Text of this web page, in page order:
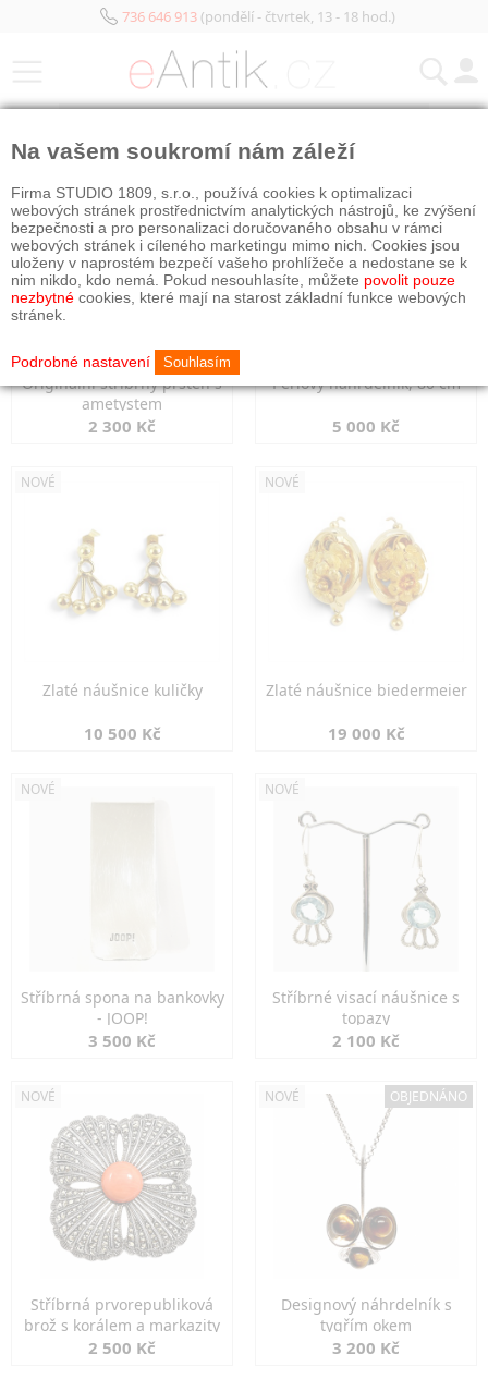
736 646 913(pondělí - čtvrtek, 13 - 18 hod.)
Originální stříbrný prsten s
ametystem
2 300 Kč
Perlový náhrdelník, 80 cm
5 000 Kč
NOVÉ
Zlaté náušnice kuličky
10 500 Kč
NOVÉ
Zlaté náušnice biedermeier
19 000 Kč
NOVÉ
Stříbrná spona na bankovky
- JOOP!
3 500 Kč
NOVÉ
Stříbrné visací náušnice s
topazy
2 100 Kč
NOVÉ
Stříbrná prvorepubliková
brož s korálem a markazity
2 500 Kč
NOVÉ OBJEDNÁNO
Designový náhrdelník s
tygřím okem
3 200 Kč
Na vašem soukromí nám záleží
Firma STUDIO 1809, s.r.o., používá cookies k optimalizaci
webových stránek prostřednictvím analytických nástrojů, ke zvýšení
bezpečnosti a pro personalizaci doručovaného obsahu v rámci
webových stránek i cíleného marketingu mimo nich. Cookies jsou
uloženy v naprostém bezpečí vašeho prohlížeče a nedostane se k
nim nikdo, kdo nemá. Pokud nesouhlasíte, můžete povolit pouze
nezbytné cookies, které mají na starost základní funkce webových
stránek.
Podrobné nastavení Souhlasím